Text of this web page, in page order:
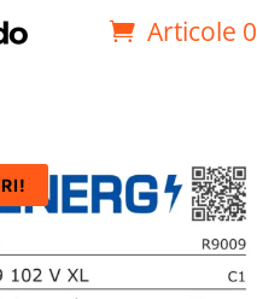
Articole 0